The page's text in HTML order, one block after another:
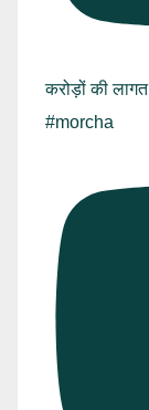
करोड़ों की
#morcha